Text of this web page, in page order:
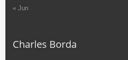
« Jun
Charles Borda